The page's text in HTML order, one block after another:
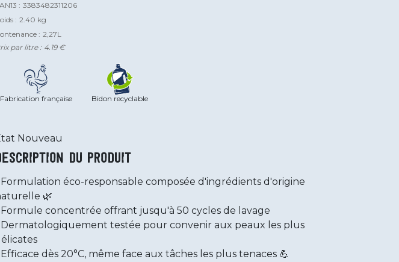
: 3383482311206
: 2.40 kg
: 2,27L
par litre : 4.19 €
Fabrication française Bidon recyclable
Nouveau
du produit
Formulation éco-responsable composée d'ingrédients d'origine
🌿
Formule concentrée offrant jusqu'à 50 cycles de lavage
Dermatologiquement testée pour convenir aux peaux les plus
Efficace dès 20°C, même face aux tâches les plus tenaces 💪